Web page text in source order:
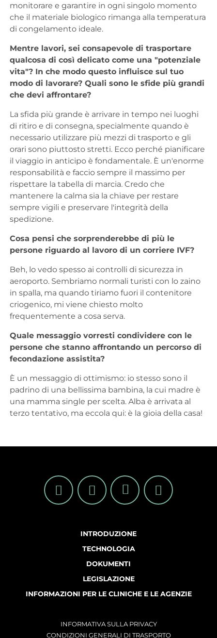
monitorare e garantire in ogni singolo momento
che il materiale biologico rimanga alla temperatura
di congelamento ideale.
Mentre lavori, sei consapevole di trasportare
qualcosa di così delicato come una "potenziale
vita"? In che modo questo influisce sul tuo
modo di lavorare? Quali sono le sfide più grandi
che devi affrontare?
La sfida più grande è arrivare in tempo nei luoghi
di ritiro e di consegna, specialmente quando è
necessario utilizzare più mezzi di trasporto e gli
orari sono piuttosto stretti. Ecco perché pianificare
il viaggio in anticipo è fondamentale. È un'enorme
responsabilità e faccio sempre il massimo per
rispettare la tabella di marcia. Credo che
mantenere la calma sia la chiave per restare
sempre vigili e preservare l'integrità della
spedizione.
Cosa pensi che sorprenderebbe di più le
persone riguardo al lavoro di un corriere IVF?
Beh, lo vedo spesso ai controlli di sicurezza in
aeroporto. Sembriamo normali turisti con lo zaino
in spalla, ma quando tiriamo fuori il contenitore
criogenico, mi viene chiesto molto
frequentemente a cosa serva.
Quale messaggio vorresti condividere con le
persone che stanno affrontando un percorso di
fecondazione assistita?
È un messaggio di ottimismo: io stesso sono il
padrino di una bellissima bambina, la cui madre è
una mamma single per scelta. Alba è arrivata al
terzo tentativo, ma eccola qui: è la gioia della casa!
INTRODUZIONE
TECHNOLOGIA
DOKUMENTI
LEGISLAZIONE
INFORMAZIONI PER LE CLINICHE E LE AGENZIE
INFORMATIVA SULLA PRIVACY
CONDIZIONI GENERALI DI TRASPORTO